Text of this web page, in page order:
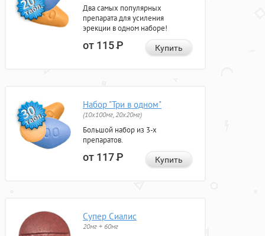
Два самых популярных
препарата для усиления
эрекции в одном наборе!
от 115Р Купить
Набор "Три в одном"
(10x100мг, 20x20мг)
Большой набор из 3-х
препаратов.
от 117Р Купить
Супер Сиалис
20мг + 60мг